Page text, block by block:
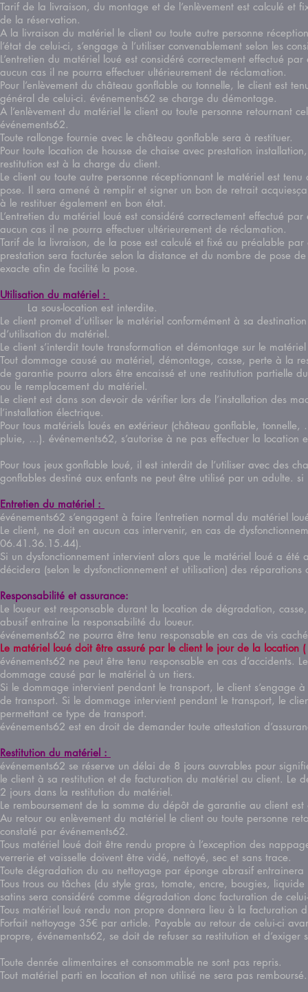
Tarif de la livraison, du montage et de l’enlèvement est calculé et
de la réservation.
A la livraison du matériel le client ou toute autre personne
l’état de celui-ci, s’engage à l’utiliser convenablement selon les
L’entretien du matériel loué est considéré correctement effectué
aucun cas il ne pourra effectuer ultérieurement de réclamation.
Pour l’enlèvement du château gonflable ou tonnelle, le client est
général de celui-ci. événements62 se charge du démontage.
A l’enlèvement du matériel le client ou toute personne retournant
événements62.
Toute rallonge fournie avec le château gonflable sera à
Pour toute location de housse de chaise avec prestation
restitution est à la charge du client.
Le client ou toute autre personne réceptionnant le matériel est
pose. Il sera amené à remplir et signer un bon de retrait
à le restituer également en bon état.
L’entretien du matériel loué est considéré correctement effectué
aucun cas il ne pourra effectuer ultérieurement de réclamation.
Tarif de la livraison, de la pose est calculé et fixé au préalable
prestation sera facturée selon la distance et du nombre de pose
exacte afin de facilité la pose.
Utilisation du matériel :
La sous-location est interdite.
Le client promet d’utiliser le matériel conformément à sa
d’utilisation du matériel.
Le client s’interdit toute transformation et démontage sur le
Tout dommage causé au matériel, démontage, casse, perte à la
de garantie pourra alors être encaissé et une restitution partielle
ou le remplacement du matériel.
Le client est dans son devoir de vérifier lors de l’installation des
l’installation électrique.
Pour tous matériels loués en extérieur (château gonflable,
pluie, …). événements62, s’autorise à ne pas effectuer la
Pour tous jeux gonflable loué, il est interdit de l’utiliser avec des
gonflables destiné aux enfants ne peut être utilisé par un adulte.
Entretien du matériel :
événements62 s’engagent à faire l’entretien normal du
Le client, ne doit en aucun cas intervenir, en cas de
06.41.36.15.44).
Si un dysfonctionnement intervient alors que le matériel loué a
décidera (selon le dysfonctionnement et utilisation) des
Responsabilité et assurance:
Le loueur est responsable durant la location de dégradation,
abusif entraine la responsabilité du loueur.
événements62 ne pourra être tenu responsable en cas de vis
Le matériel loué doit être assuré par le client le jour de la location
événements62 ne peut être tenu responsable en cas d’accidents.
dommage causé par le matériel à un tiers.
Si le dommage intervient pendant le transport, le client s’engage
de transport. Si le dommage intervient pendant le transport, le
permettant ce type de transport.
événements62 est en droit de demander toute attestation
Restitution du matériel :
événements62 se réserve un délai de 8 jours ouvrables pour
le client à sa restitution et de facturation du matériel au client. Le
2 jours dans la restitution du matériel.
Le remboursement de la somme du dépôt de garantie au
Au retour ou enlèvement du matériel le client ou toute personne
constaté par événements62.
Tous matériel loué doit être rendu propre à l’exception des
verrerie et vaisselle doivent être vidé, nettoyé, sec et sans trace.
Toute dégradation du au nettoyage par éponge abrasif
Tous trous ou tâches (du style gras, tomate, encre, bougies,
satins sera considéré comme dégradation donc facturation
Tous matériel loué rendu non propre donnera lieu à la
Forfait nettoyage 35€ par article. Payable au retour de celui-ci
propre, événements62, se doit de refuser sa restitution et
Toute denrée alimentaires et consommable ne sont pas repris.
Tout matériel parti en location et non utilisé ne sera pas